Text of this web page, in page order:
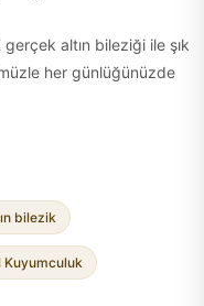
altın bileziği ile şık
her günlüğünüzde
bilezik
Kuyumculuk